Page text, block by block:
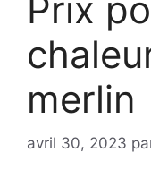
Prix
merlin
avril 30, 2023